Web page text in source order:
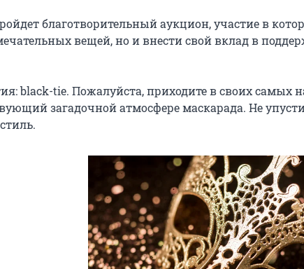
благотворительный аукцион, участие в
вещей, но и внести свой вклад в
black-tie. Пожалуйста, приходите в своих самых
загадочной атмосфере маскарада. Не